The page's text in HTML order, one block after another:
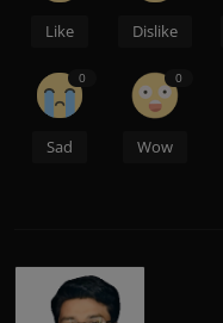
Like Dislike
0
Sad
0
Wow